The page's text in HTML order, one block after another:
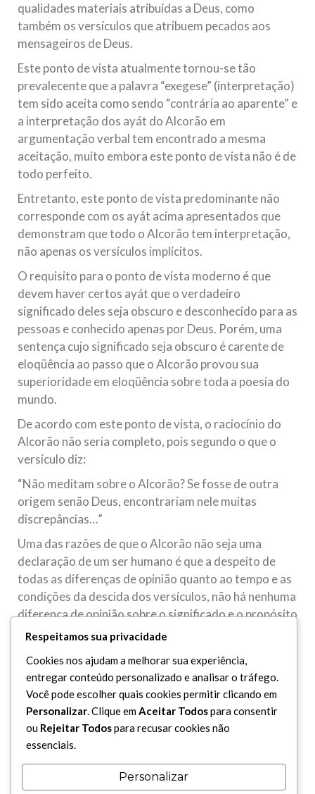
qualidades materiais atribuídas a Deus, como
também os versículos que atribuem pecados aos
mensageiros de Deus.
Este ponto de vista atualmente tornou-se tão
prevalecente que a palavra “exegese” (interpretação)
tem sido aceita como sendo “contrária ao aparente” e
a interpretação dos ayát do Alcorão em
argumentação verbal tem encontrado a mesma
aceitação, muito embora este ponto de vista não é de
todo perfeito.
Entretanto, este ponto de vista predominante não
corresponde com os ayát acima apresentados que
demonstram que todo o Alcorão tem interpretação,
não apenas os versículos implícitos.
O requisito para o ponto de vista moderno é que
devem haver certos ayát que o verdadeiro
significado deles seja obscuro e desconhecido para as
pessoas e conhecido apenas por Deus. Porém, uma
sentença cujo significado seja obscuro é carente de
eloqüência ao passo que o Alcorão provou sua
superioridade em eloqüência sobre toda a poesia do
mundo.
De acordo com este ponto de vista, o raciocínio do
Alcorão não seria completo, pois segundo o que o
versículo diz:
“Não meditam sobre o Alcorão? Se fosse de outra
origem senão Deus, encontrariam nele muitas
discrepâncias…”
Uma das razões de que o Alcorão não seja uma
declaração de um ser humano é que a despeito de
todas as diferenças de opinião quanto ao tempo e as
condições da descida dos versículos, não há nenhuma
diferença de opinião sobre o significado e o propósito
deles.
Qualquer diferença que possa surgir a uma primeira
vista é removida pela reflexão sobre o versículo.
Mesmo se um considerável número de ayát implícitos
demonstrarem uma diferença dos ayát explícitos e se
esta diferença é removida por dizer que seus
significados não estão em sua forma aparente, mas
em algo mais que seja só de conhecimento de Deus,
tal diferença de opinião não é por causa de se dizer
Respeitamos sua privacidade
Cookies nos ajudam a melhorar sua experiência,
entregar conteúdo personalizado e analisar o tráfego.
Você pode escolher quais cookies permitir clicando em
Personalizar. Clique emAceitar Todospara consentir
ou Rejeitar Todospara recusar cookies não
essenciais.
Personalizar